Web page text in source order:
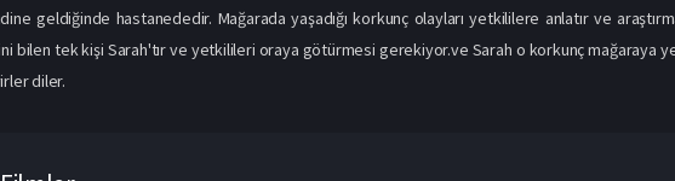
geldiğinde hastanededir. Mağarada yaşadığı korkunç olayları yetkililere anlatır ve
bilen tek kişi Sarah'tır ve yetkilileri oraya götürmesi gerekiyor.ve Sarah o korkunç mağaraya
diler.